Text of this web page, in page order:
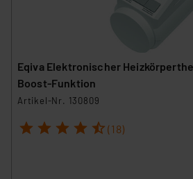
Europäischen Kommission sowie
insbesondere der Art der
verbundenen Risiken.“
Impressum|Datenschutzerklärung
Eqiva Elektronischer
Boost-Funktion
Artikel-Nr. 130809
1 2 3 4 5 (18)